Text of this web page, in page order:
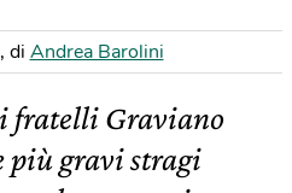
, di Andrea Barolini
fratelli Graviano
più gravi stragi